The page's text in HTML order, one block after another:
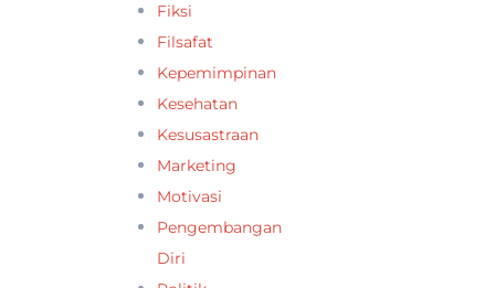
Fiksi
Filsafat
Kepemimpinan
Kesehatan
Kesusastraan
Marketing
Motivasi
Pengembangan
Diri